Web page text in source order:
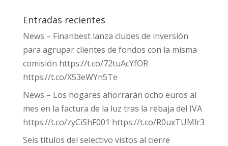
Entradas recientes
News – Finanbest lanza clubes de inversión
para agrupar clientes de fondos con la misma
comisión https://t.co/72tuAcYfOR
https://t.co/X53eWYn5Te
News – Los hogares ahorrarán ocho euros al
mes en la factura de la luz tras la rebaja del IVA
https://t.co/zyCiShF001 https://t.co/R0uxTUMlr3
Seis títulos del selectivo vistos al cierre